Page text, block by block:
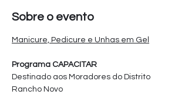
Sobre o evento
Manicure, Pedicure e Unhas em Gel
Programa CAPACITAR
Destinado aos Moradores do Distrito
Rancho Novo